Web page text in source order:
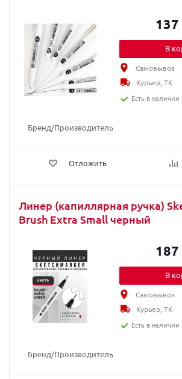
Бренд/Производитель
Отложить
137
В
Самовывоз
Курьер, ТК
Есть в наличии
Линер (капиллярная ручка)
Brush Extra Small черный
Бренд/Производитель
187
В
Самовывоз
Курьер, ТК
Есть в наличии